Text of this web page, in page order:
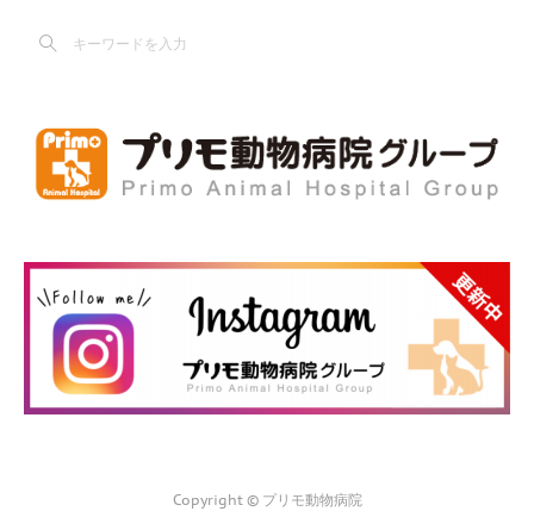
Copyright © プリモ動物病院